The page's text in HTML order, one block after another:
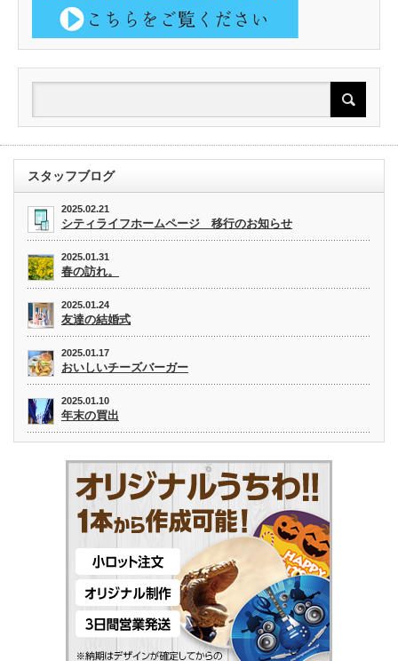
スタッフブログ
2025.02.21
シティライフホームページ 移行のお知らせ
2025.01.31
春の訪れ。
2025.01.24
友達の結婚式
2025.01.17
おいしいチーズバーガー
2025.01.10
年末の買出